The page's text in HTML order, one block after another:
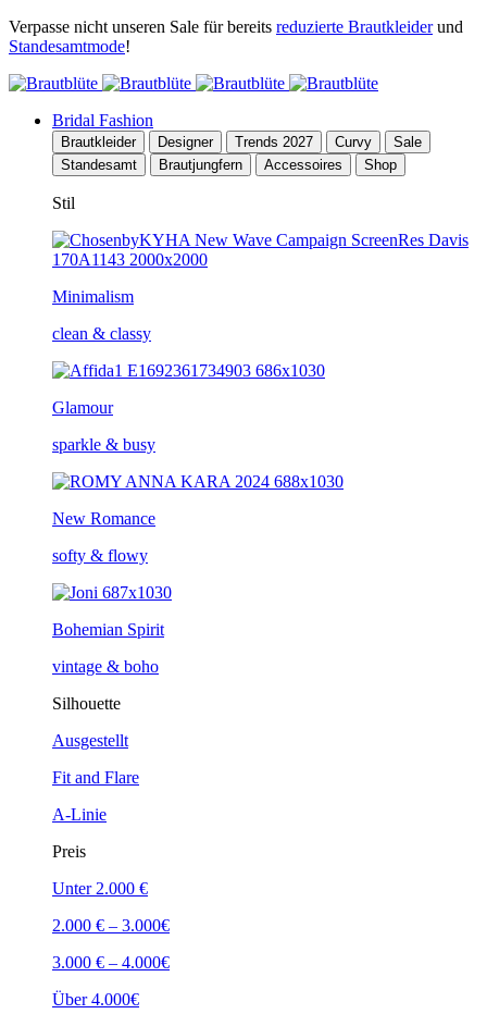
Verpasse nicht unseren Sale für bereits reduzierte Brautkleiderund
Standesamtmode!
Bridal Fashion
Brautkleider Designer Trends 2027 Curvy
Sale
Standesamt
Brautjungfern Accessoires Shop
Stil
Minimalism
clean & classy
Glamour
sparkle & busy
New Romance
softy & flowy
Bohemian Spirit
vintage & boho
Silhouette
Ausgestellt
Fit and Flare
A-Linie
Preis
Unter 2.000 €
2.000 € – 3.000€
3.000 € – 4.000€
Über 4.000€